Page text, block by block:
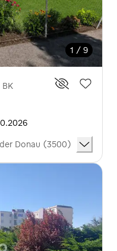
1 / 9
Donau (3500)